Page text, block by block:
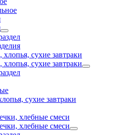
сухие завтраки
сухие завтраки
сухие завтраки
хлебные смеси
хлебные смеси